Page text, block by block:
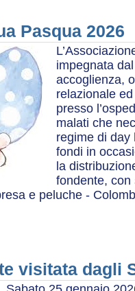
Pasqua 2026
impegnata
accoglienza,
relazionale
presso
malati che
regime di day
fondi in
la
fondente, con
e peluche -
visitata dagli